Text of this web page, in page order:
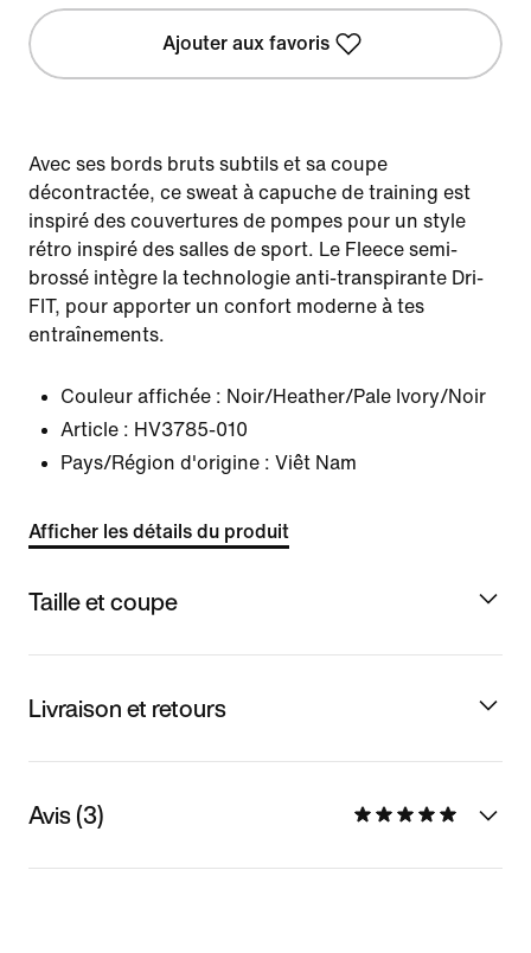
Ajouter aux favoris
Avec ses bords bruts subtils et sa coupe
décontractée, ce sweat à capuche de training est
inspiré des couvertures de pompes pour un style
rétro inspiré des salles de sport. Le Fleece semi-
brossé intègre la technologie anti-transpirante Dri-
FIT, pour apporter un confort moderne à tes
entraînements.
Couleur affichée : Noir/Heather/Pale Ivory/Noir
Article : HV3785-010
Pays/Région d'origine : Viêt Nam
Afficher les détails du produit
Taille et coupe
Livraison et retours
Avis (3)